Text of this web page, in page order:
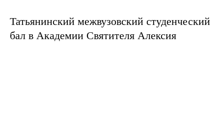
Татьянинский межвузовский студенческий
бал в Академии Святителя Алексия